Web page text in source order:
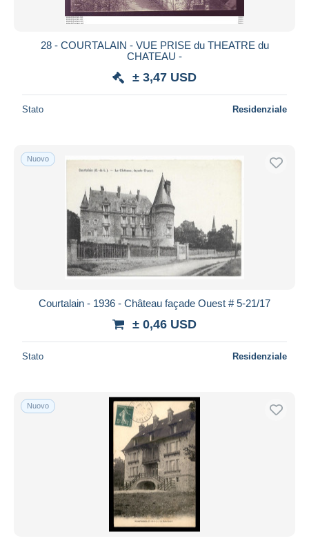
28 - COURTALAIN - VUE PRISE du THEATRE du
CHATEAU -
± 3,47 USD
Stato Residenziale
Nuovo
Courtalain - 1936 - Château façade Ouest # 5-21/17
± 0,46 USD
Stato Residenziale
Nuovo